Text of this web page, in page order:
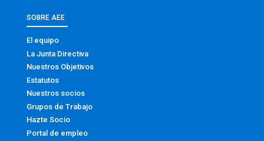
SOBRE AEE
El equipo
La Junta Directiva
Nuestros Objetivos
Estatutos
Nuestros socios
Grupos de Trabajo
Hazte Socio
Portal de empleo